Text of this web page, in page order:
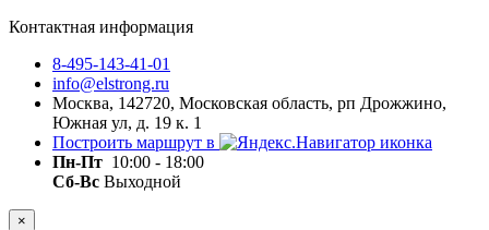
Контактная информация
8-495-143-41-01
info@elstrong.ru
Москва, 142720, Московская область, рп Дрожжино,
Южная ул, д. 19 к. 1
Построить маршрут в
Пн-Пт 10:00 - 18:00
Сб-Вс Выходной
×